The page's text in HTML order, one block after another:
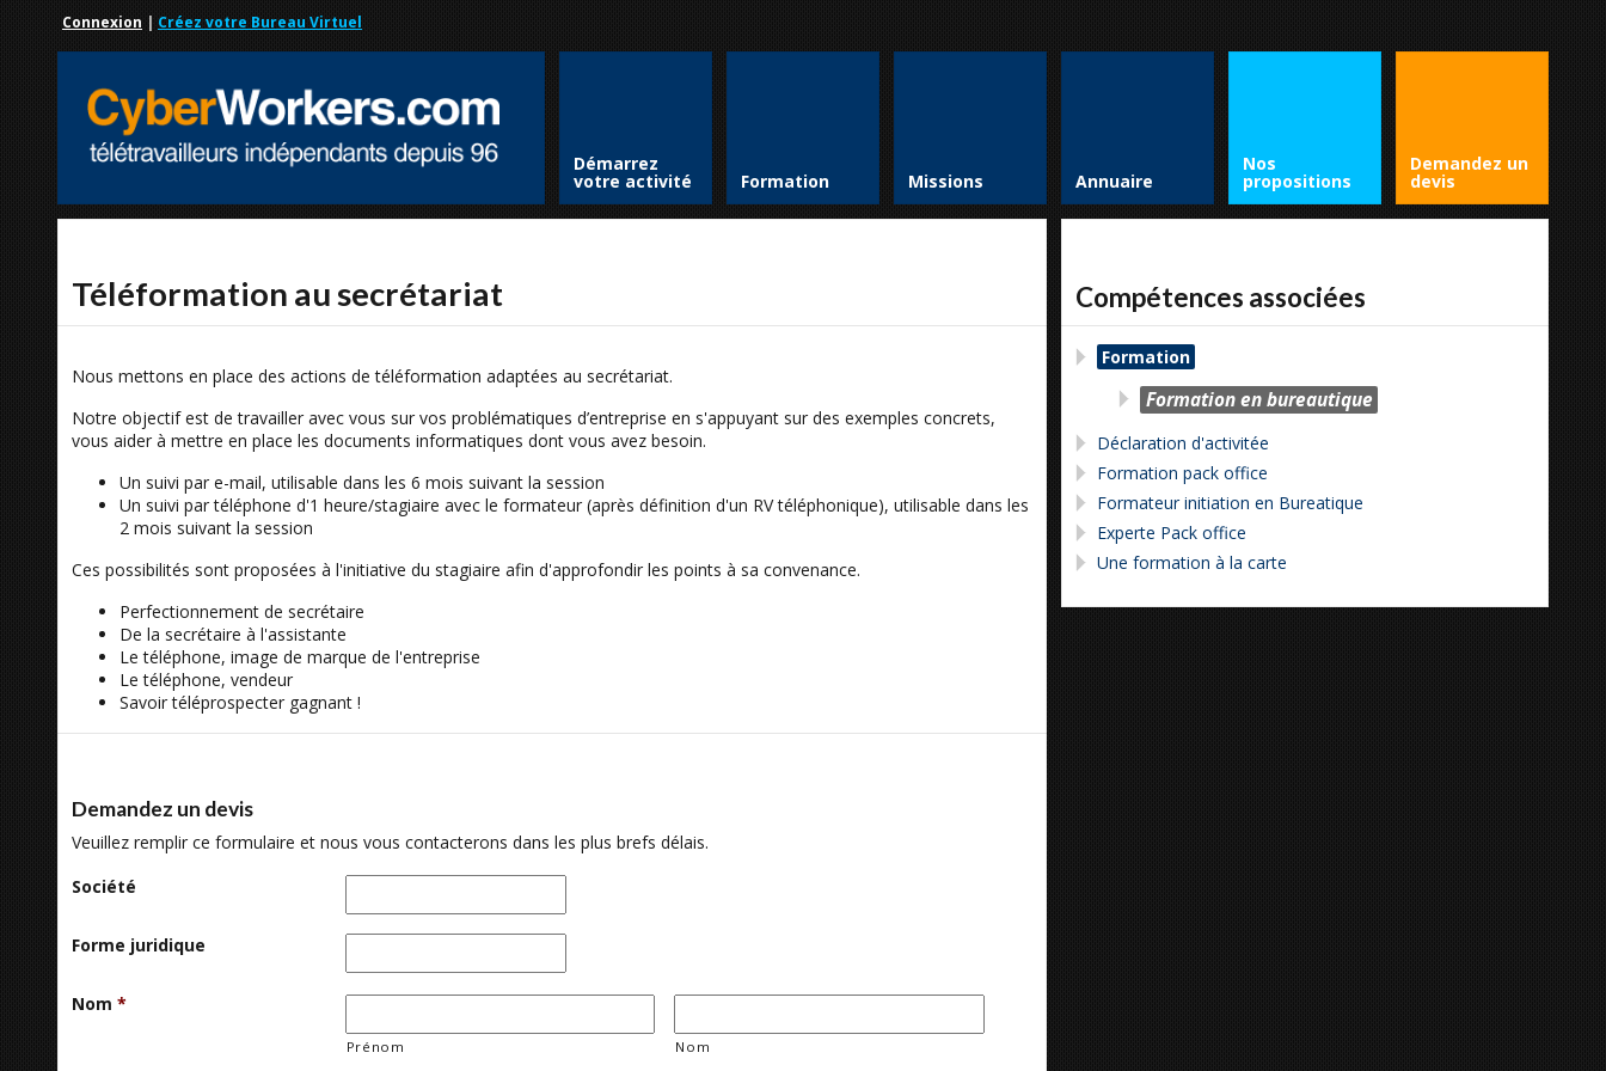
Connexion | Créez votre Bureau Virtuel
Démarrez
votre activité Formation Missions Annuaire
Nos
propositions
Demandez un
devis
Téléformation au secrétariat
Nous mettons en place des actions de téléformation adaptées au secrétariat.
Notre objectif est de travailler avec vous sur vos problématiques d’entreprise en s'appuyant sur des exemples concrets,
vous aider à mettre en place les documents informatiques dont vous avez besoin.
Un suivi par e-mail, utilisable dans les 6 mois suivant la session
Un suivi par téléphone d'1 heure/stagiaire avec le formateur (après définition d'un RV téléphonique), utilisable dans les
2 mois suivant la session
Ces possibilités sont proposées à l'initiative du stagiaire afin d'approfondir les points à sa convenance.
Perfectionnement de secrétaire
De la secrétaire à l'assistante
Le téléphone, image de marque de l'entreprise
Le téléphone, vendeur
Savoir téléprospecter gagnant !
Demandez un devis
Veuillez remplir ce formulaire et nous vous contacterons dans les plus brefs délais.
Société
Forme juridique
Nom *
Prénom Nom
Compétences associées
Formation
Formation en bureautique
Déclaration d'activitée
Formation pack office
Formateur initiation en Bureatique
Experte Pack office
Une formation à la carte